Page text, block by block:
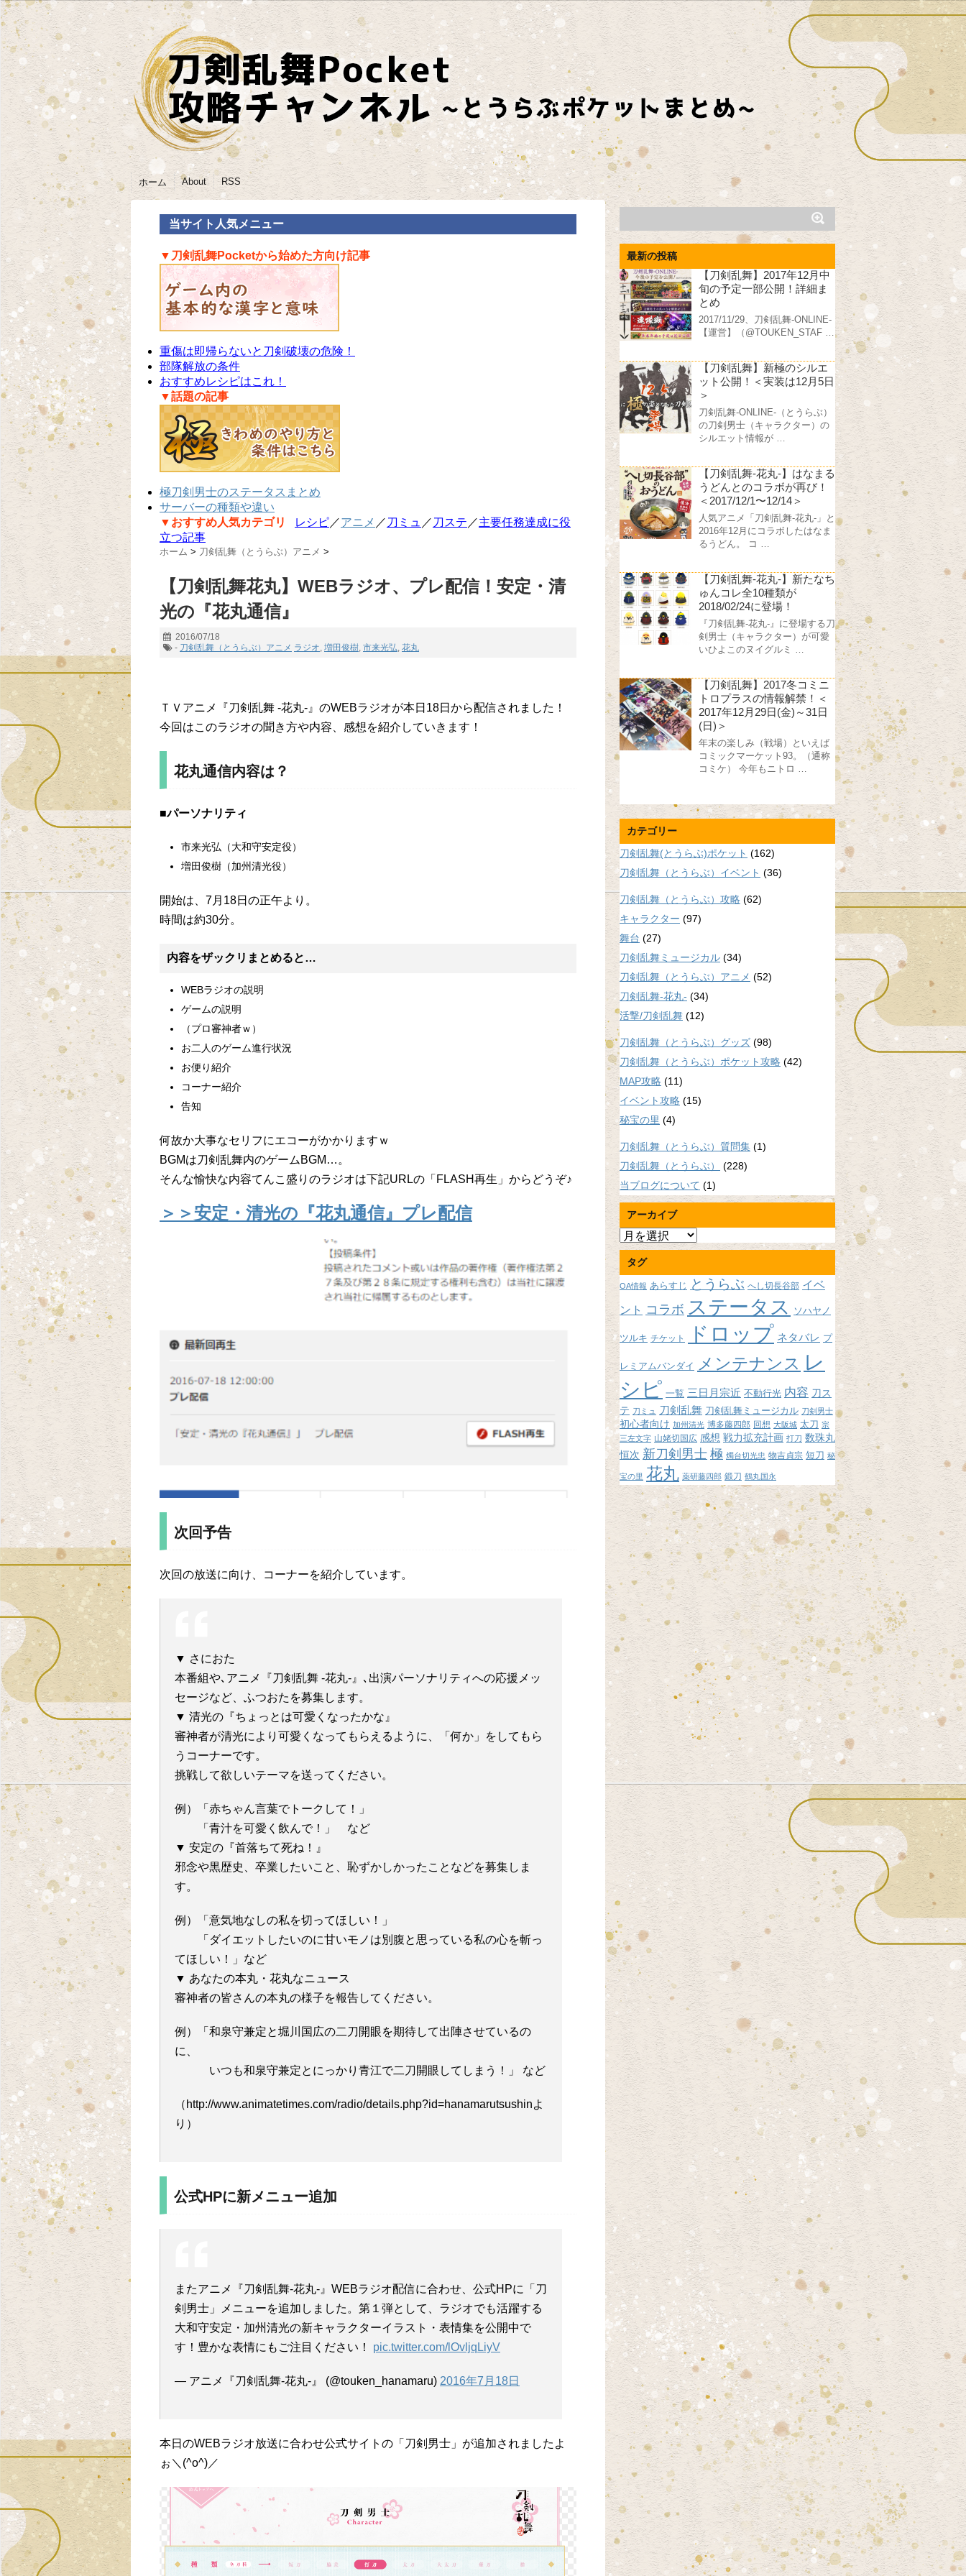
ホーム About RSS
当サイト人気メニュー
▼刀剣乱舞Pocketから始めた方向け記事
重傷は即帰らないと刀剣破壊の危険！
部隊解放の条件
おすすめレシピはこれ！
▼話題の記事
極刀剣男士のステータスまとめ
サーバーの種類や違い
▼おすすめ人気カテゴリ
レシピ／アニメ ／ 刀ミュ ／ 刀ステ ／主要任務達成に役
立つ記事
ホーム > 刀剣乱舞（とうらぶ）アニメ >
【刀剣乱舞花丸】WEBラジオ、プレ配信！安定・清
光の『花丸通信』
2016/07/18
- 刀剣乱舞（とうらぶ）アニメ ラジオ, 増田俊樹, 市来光弘, 花丸
ＴＶアニメ『刀剣乱舞 -花丸-』のWEBラジオが本日18日から配信されました！
今回はこのラジオの聞き方や内容、感想を紹介していきます！
花丸通信内容は？
■パーソナリティ
市来光弘（大和守安定役）
増田俊樹（加州清光役）
開始は、7月18日の正午より。
時間は約30分。
内容をザックリまとめると…
WEBラジオの説明
ゲームの説明
（プロ審神者ｗ）
お二人のゲーム進行状況
お便り紹介
コーナー紹介
告知
何故か大事なセリフにエコーがかかりますｗ
BGMは刀剣乱舞内のゲームBGM…。
そんな愉快な内容てんこ盛りのラジオは下記URLの「FLASH再生」からどうぞ♪
＞＞安定・清光の『花丸通信』プレ配信
次回予告
次回の放送に向け、コーナーを紹介しています。
▼ さにおた
本番組や､アニメ『刀剣乱舞 -花丸-』､出演パーソナリティへの応援メッ
セージなど、ふつおたを募集します。
▼ 清光の『ちょっとは可愛くなったかな』
審神者が清光により可愛くなってもらえるように、「何か」をしてもら
うコーナーです。
挑戦して欲しいテーマを送ってください。
例）「赤ちゃん言葉でトークして！」
「青汁を可愛く飲んで！」 など
▼ 安定の『首落ちて死ね！』
邪念や黒歴史、卒業したいこと、恥ずかしかったことなどを募集しま
す。
例）「意気地なしの私を切ってほしい！」
「ダイエットしたいのに甘いモノは別腹と思っている私の心を斬っ
てほしい！」など
▼ あなたの本丸・花丸なニュース
審神者の皆さんの本丸の様子を報告してください。
例）「和泉守兼定と堀川国広の二刀開眼を期待して出陣させているの
に、
いつも和泉守兼定とにっかり青江で二刀開眼してしまう！」 など
（http://www.animatetimes.com/radio/details.php?id=hanamarutsushinよ
り）
公式HPに新メニュー追加
またアニメ『刀剣乱舞-花丸-』WEBラジオ配信に合わせ、公式HPに「刀
剣男士」メニューを追加しました。第１弾として、ラジオでも活躍する
大和守安定・加州清光の新キャラクターイラスト・表情集を公開中で
す！豊かな表情にもご注目ください！ pic.twitter.com/lOvljqLiyV
— アニメ『刀剣乱舞-花丸-』 (@touken_hanamaru) 2016年7月18日
本日のWEBラジオ放送に合わせ公式サイトの「刀剣男士」が追加されましたよ
ぉ＼(^o^)／
最新の投稿
【刀剣乱舞】2017年12月中
旬の予定一部公開！詳細ま
とめ
2017/11/29、刀剣乱舞-ONLINE-
【運営】（@TOUKEN_STAF …
【刀剣乱舞】新極のシルエ
ット公開！＜実装は12月5日
＞
刀剣乱舞-ONLINE-（とうらぶ）
の刀剣男士（キャラクター）の
シルエット情報が …
【刀剣乱舞-花丸-】はなまる
うどんとのコラボが再び！
＜2017/12/1〜12/14＞
人気アニメ「刀剣乱舞-花丸-」と
2016年12月にコラボしたはなま
るうどん。 コ …
【刀剣乱舞-花丸-】新たなち
ゅんコレ全10種類が
2018/02/24に登場！
『刀剣乱舞-花丸-』に登場する刀
剣男士（キャラクター）が可愛
いひよこのヌイグルミ …
【刀剣乱舞】2017冬コミニ
トロプラスの情報解禁！＜
2017年12月29日(金)～31日
(日)＞
年末の楽しみ（戦場）といえば
コミックマーケット93。（通称
コミケ） 今年もニトロ …
カテゴリー
刀剣乱舞(とうらぶ)ポケット (162)
刀剣乱舞（とうらぶ）イベント (36)
刀剣乱舞（とうらぶ）攻略 (62)
キャラクター (97)
舞台 (27)
刀剣乱舞ミュージカル (34)
刀剣乱舞（とうらぶ）アニメ (52)
刀剣乱舞-花丸- (34)
活撃/刀剣乱舞 (12)
刀剣乱舞（とうらぶ）グッズ (98)
刀剣乱舞（とうらぶ）ポケット攻略 (42)
MAP攻略 (11)
イベント攻略 (15)
秘宝の里 (4)
刀剣乱舞（とうらぶ）質問集 (1)
刀剣乱舞（とうらぶ）
(228)
当ブログについて (1)
アーカイブ
ア
ー
カ
イ
ブ
タグ
OA情報 あらすじ とうらぶ へし切長谷部 イベ
ント コラボ ステータス ソハヤノ
ツルキ チケット ドロップ ネタバレ プ
レミアムバンダイ メンテナンス レ
シピ 一覧 三日月宗近 不動行光 内容 刀ス
テ 刀ミュ 刀剣乱舞 刀剣乱舞ミュージカル 刀剣男士
初心者向け 加州清光 博多藤四郎 回想 大阪城 太刀 宗
三左文字 山姥切国広 感想 戦力拡充計画 打刀 数珠丸
恒次 新刀剣男士 極 燭台切光忠 物吉貞宗 短刀 秘
宝の里 花丸 薬研藤四郎 鍛刀 鶴丸国永